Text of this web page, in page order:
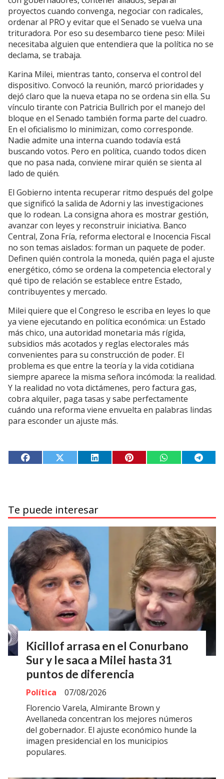
proyectos cuando convenga, negociar con radicales,
ordenar al PRO y evitar que el Senado se vuelva una
trituradora. Por eso su desembarco tiene peso: Milei
necesitaba alguien que entendiera que la política no se
declama, se trabaja.
Karina Milei, mientras tanto, conserva el control del
dispositivo. Convocó la reunión, marcó prioridades y
dejó claro que la nueva etapa no se ordena sin ella. Su
vínculo tirante con Patricia Bullrich por el manejo del
bloque en el Senado también forma parte del cuadro.
En el oficialismo lo minimizan, como corresponde.
Nadie admite una interna cuando todavía está
buscando votos. Pero en política, cuando todos dicen
que no pasa nada, conviene mirar quién se sienta al
lado de quién.
El Gobierno intenta recuperar ritmo después del golpe
que significó la salida de Adorni y las investigaciones
que lo rodean. La consigna ahora es mostrar gestión,
avanzar con leyes y reconstruir iniciativa. Banco
Central, Zona Fría, reforma electoral e Inocencia Fiscal
no son temas aislados: forman un paquete de poder.
Definen quién controla la moneda, quién paga el ajuste
energético, cómo se ordena la competencia electoral y
qué tipo de relación se establece entre Estado,
contribuyentes y mercado.
Milei quiere que el Congreso le escriba en leyes lo que
ya viene ejecutando en política económica: un Estado
más chico, una autoridad monetaria más rígida,
subsidios más acotados y reglas electorales más
convenientes para su construcción de poder. El
problema es que entre la teoría y la vida cotidiana
siempre aparece la misma señora incómoda: la realidad.
Y la realidad no vota dictámenes, pero factura gas,
cobra alquiler, paga tasas y sabe perfectamente
cuándo una reforma viene envuelta en palabras lindas
para esconder un ajuste más.
Te puede interesar
Kicillof arrasa en el Conurbano
Sur y le saca a Milei hasta 31
puntos de diferencia
Política
07/08/2026
Florencio Varela, Almirante Brown y
Avellaneda concentran los mejores números
del gobernador. El ajuste económico hunde la
imagen presidencial en los municipios
populares.